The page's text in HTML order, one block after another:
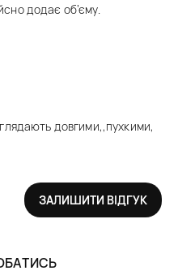
додає об’єму.
довгими,,пухкими,
ЗАЛИШИТИ ВІДГУК